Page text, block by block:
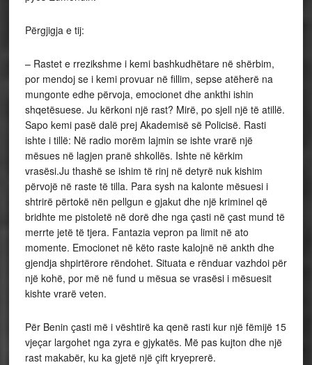
Përgjigja e tij:
– Rastet e rrezikshme i kemi bashkudhëtare në shërbim,
por mendoj se i kemi provuar në fillim, sepse atëherë na
mungonte edhe përvoja, emocionet dhe ankthi ishin
shqetësuese. Ju kërkoni një rast? Mirë, po sjell një të atillë.
Sapo kemi pasë dalë prej Akademisë së Policisë. Rasti
ishte i tillë: Në radio morëm lajmin se ishte vrarë një
mësues në lagjen pranë shkollës. Ishte në kërkim
vrasësi.Ju thashë se ishim të rinj në detyrë nuk kishim
përvojë në raste të tilla. Para sysh na kalonte mësuesi i
shtrirë përtokë nën pellgun e gjakut dhe një kriminel që
bridhte me pistoletë në dorë dhe nga çasti në çast mund të
merrte jetë të tjera. Fantazia vepron pa limit në ato
momente. Emocionet në këto raste kalojnë në ankth dhe
gjendja shpirtërore rëndohet. Situata e rënduar vazhdoi për
një kohë, por më në fund u mësua se vrasësi i mësuesit
kishte vrarë veten.
Për Benin çasti më i vështirë ka qenë rasti kur një fëmijë 15
vjeçar largohet nga zyra e gjykatës. Më pas kujton dhe një
rast makabër, ku ka gjetë një çift kryeprerë.